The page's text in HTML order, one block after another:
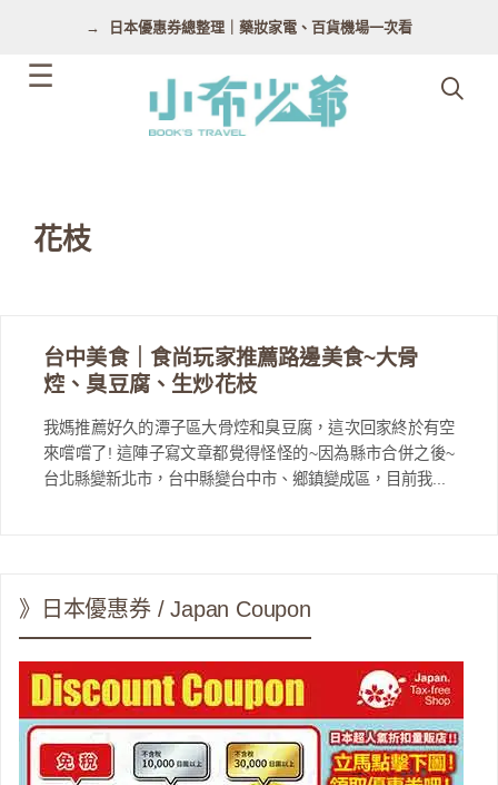
日本優惠券總整理｜藥妝家電、百貨機場一次看
花枝
台中美食｜食尚玩家推薦路邊美食~大骨
焢、臭豆腐、生炒花枝
我媽推薦好久的潭子區大骨焢和臭豆腐，這次回家終於有空
來嚐嚐了! 這陣子寫文章都覺得怪怪的~因為縣市合併之後~
台北縣變新北市，台中縣變台中市、鄉鎮變成區，目前我...
》日本優惠券 / Japan Coupon